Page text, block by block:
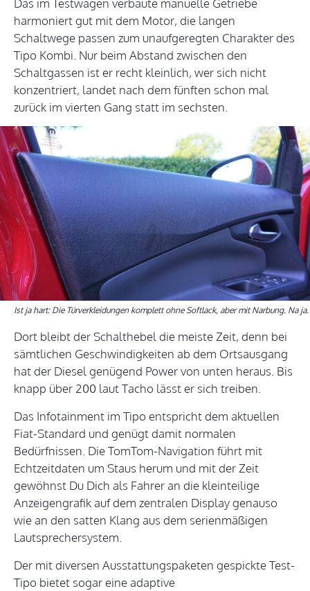
Das im Testwagen verbaute manuelle Getriebe
harmoniert gut mit dem Motor, die langen
Schaltwege passen zum unaufgeregten Charakter des
Tipo Kombi. Nur beim Abstand zwischen den
Schaltgassen ist er recht kleinlich, wer sich nicht
konzentriert, landet nach dem fünften schon mal
zurück im vierten Gang statt im sechsten.
Ist ja hart: Die Türverkleidungen komplett ohne Softlack, aber mit Narbung. Na ja.
Dort bleibt der Schalthebel die meiste Zeit, denn bei
sämtlichen Geschwindigkeiten ab dem Ortsausgang
hat der Diesel genügend Power von unten heraus. Bis
knapp über 200 laut Tacho lässt er sich treiben.
Das Infotainment im Tipo entspricht dem aktuellen
Fiat-Standard und genügt damit normalen
Bedürfnissen. Die TomTom-Navigation führt mit
Echtzeitdaten um Staus herum und mit der Zeit
gewöhnst Du Dich als Fahrer an die kleinteilige
Anzeigengrafik auf dem zentralen Display genauso
wie an den satten Klang aus dem serienmäßigen
Lautsprechersystem.
Der mit diversen Ausstattungspaketen gespickte Test-
Tipo bietet sogar eine adaptive